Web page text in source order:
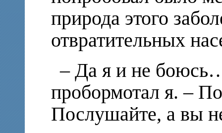
природа этого
отвратительных
– Да я и не
пробормотал я. –
Послушайте, а вы